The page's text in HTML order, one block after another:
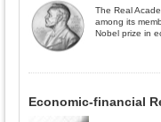
The Real
among its
Nobel prize in
Economic-financial